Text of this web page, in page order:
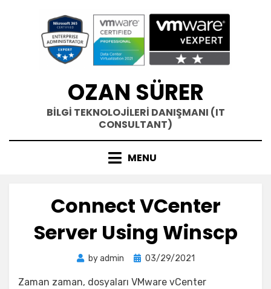
OZAN SÜRER
BİLGİ TEKNOLOJİLERİ DANIŞMANI (IT
CONSULTANT)
MENU
Connect VCenter
Server Using Winscp
byadmin
Posted
03/29/2021
Zaman zaman, dosyaları VMware vCenter